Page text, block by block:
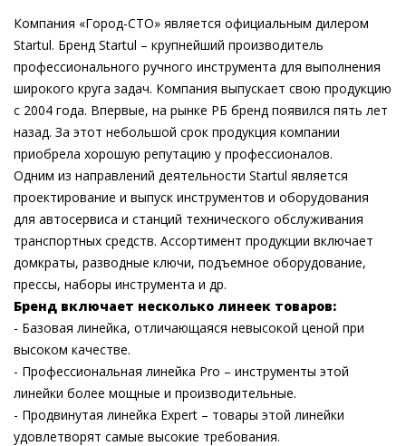
Компания «Город-СТО» является официальным дилером
Startul. Бренд Startul – крупнейший производитель
профессионального ручного инструмента для выполнения
широкого круга задач. Компания выпускает свою продукцию
с 2004 года. Впервые, на рынке РБ бренд появился пять лет
назад. За этот небольшой срок продукция компании
приобрела хорошую репутацию у профессионалов.
Одним из направлений деятельности Startul является
проектирование и выпуск инструментов и оборудования
для автосервиса и станций технического обслуживания
транспортных средств. Ассортимент продукции включает
домкраты, разводные ключи, подъемное оборудование,
прессы, наборы инструмента и др.
Бренд включает несколько линеек товаров:
- Базовая линейка, отличающаяся невысокой ценой при
высоком качестве.
- Профессиональная линейка Pro – инструменты этой
линейки более мощные и производительные.
- Продвинутая линейка Expert – товары этой линейки
удовлетворят самые высокие требования.